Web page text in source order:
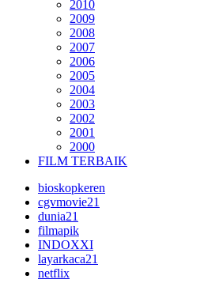
2010
2009
2008
2007
2006
2005
2004
2003
2002
2001
2000
FILM TERBAIK
bioskopkeren
cgvmovie21
dunia21
filmapik
INDOXXI
layarkaca21
netflix